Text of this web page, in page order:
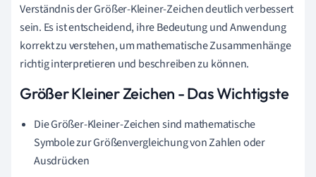
Verständnis der Größer-Kleiner-Zeichen deutlich verbessert
sein. Es ist entscheidend, ihre Bedeutung und Anwendung
korrekt zu verstehen, um mathematische Zusammenhänge
richtig interpretieren und beschreiben zu können.
Größer Kleiner Zeichen - Das Wichtigste
Die Größer-Kleiner-Zeichen sind mathematische
Symbole zur Größenvergleichung von Zahlen oder
Ausdrücken